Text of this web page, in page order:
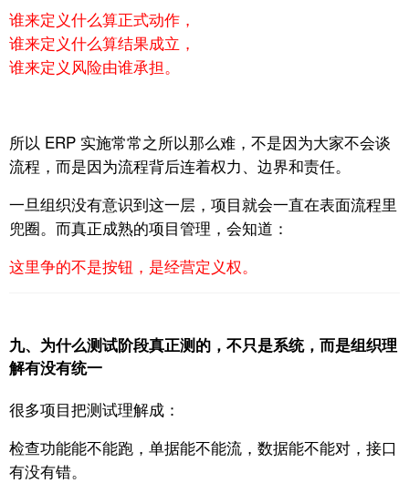
谁来定义什么算正式动作，
谁来定义什么算结果成立，
谁来定义风险由谁承担。
所以 ERP 实施常常之所以那么难， 不是因为大家不会谈
流程， 而是因为流程背后连着权力、边界和责任。
一旦组织没有意识到这一层， 项目就会一直在表面流程里
兜圈。 而真正成熟的项目管理，会知道：
这里争的不是按钮，是经营定义权。
九、为什么测试阶段真正测的，不只是系统，而是组织理
解有没有统一
很多项目把测试理解成：
检查功能能不能跑， 单据能不能流， 数据能不能对， 接口
有没有错。